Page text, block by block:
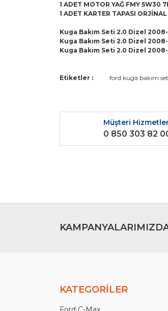
1 ADET MOTOR YAĞ FMY 5W30
1 ADET KARTER TAPASI ORJİNAL
Kuga Bakım Seti 2.0 Dizel
Kuga Bakım Seti 2.0 Dizel
Kuga Bakım Seti 2.0 Dizel
Bu ürünün fiyat bilgisi, resim,
Ürün resmi kalitesiz, bozuk
Ürün açıklamasında eksik
Etiketler : ford kuga bakım
Müşteri
0 850 303 82
KATEGORİLER